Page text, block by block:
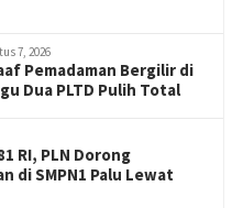
7, 2026
Pemadaman Bergilir di
Dua PLTD Pulih Total
RI, PLN Dorong
di SMPN1 Palu Lewat